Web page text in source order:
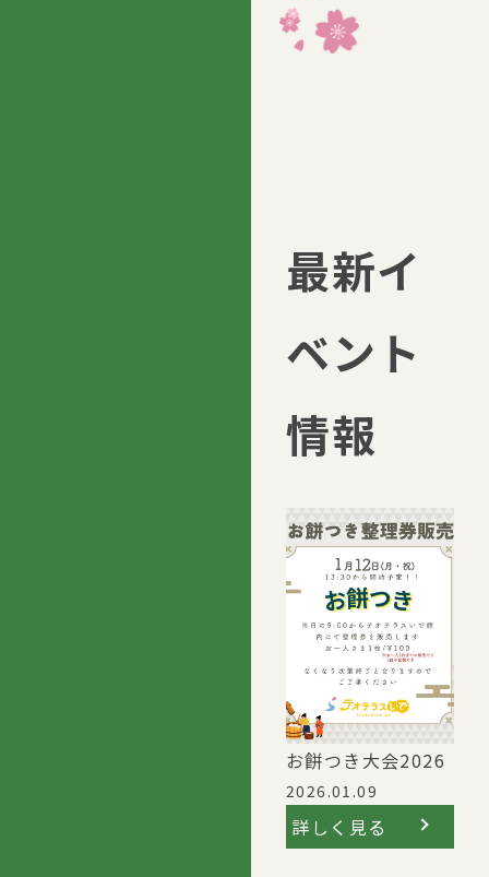
最新イ
ベント
情報
お餅つき大会2026
2026.01.09
詳しく見る